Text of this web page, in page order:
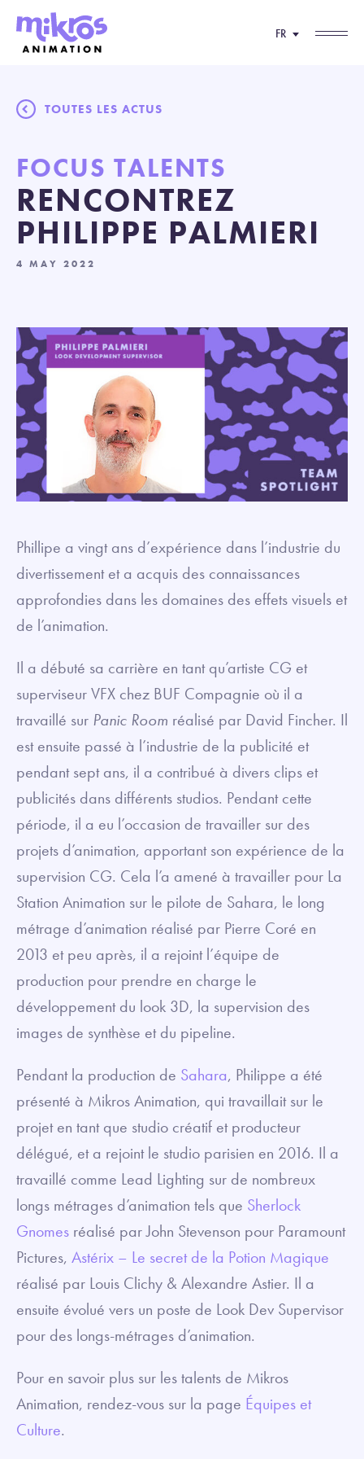
FR
TOUTES LES ACTUS
FOCUS TALENTS
RENCONTREZ
PHILIPPE PALMIERI
4 MAY 2022
Phillipe a vingt ans d’expérience dans l’industrie du
divertissement et a acquis des connaissances
approfondies dans les domaines des effets visuels et
de l’animation.
Il a débuté sa carrière en tant qu’artiste CG et
superviseur VFX chez BUF Compagnie où il a
travaillé sur Panic Room réalisé par David Fincher. Il
est ensuite passé à l’industrie de la publicité et
pendant sept ans, il a contribué à divers clips et
publicités dans différents studios. Pendant cette
période, il a eu l’occasion de travailler sur des
projets d’animation, apportant son expérience de la
supervision CG. Cela l’a amené à travailler pour La
Station Animation sur le pilote de Sahara, le long
métrage d’animation réalisé par Pierre Coré en
2013 et peu après, il a rejoint l’équipe de
production pour prendre en charge le
développement du look 3D, la supervision des
images de synthèse et du pipeline.
Pendant la production de Sahara, Philippe a été
présenté à Mikros Animation, qui travaillait sur le
projet en tant que studio créatif et producteur
délégué, et a rejoint le studio parisien en 2016. Il a
travaillé comme Lead Lighting sur de nombreux
longs métrages d’animation tels que Sherlock
Gnomes réalisé par John Stevenson pour Paramount
Pictures, Astérix – Le secret de la Potion Magique
réalisé par Louis Clichy & Alexandre Astier. Il a
ensuite évolué vers un poste de Look Dev Supervisor
pour des longs-métrages d’animation.
Pour en savoir plus sur les talents de Mikros
Animation, rendez-vous sur la page Équipes et
Culture.